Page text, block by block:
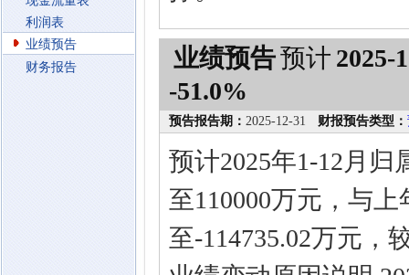
利润表
业绩预告
财务报告
业绩预告预计 2025-
-51.0%
预告报告期： 2025-12-31 财报预告类型：
预计2025年1-12月
至110000万元，与
至-114735.02万元，